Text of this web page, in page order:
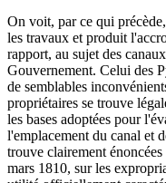
On voit, par ce qui
les travaux et produit
rapport, au sujet des
Gouvernement. Celui des
de semblables
propriétaires se trouve
les bases adoptées pour
l'emplacement du canal et
trouve clairement
mars 1810, sur les